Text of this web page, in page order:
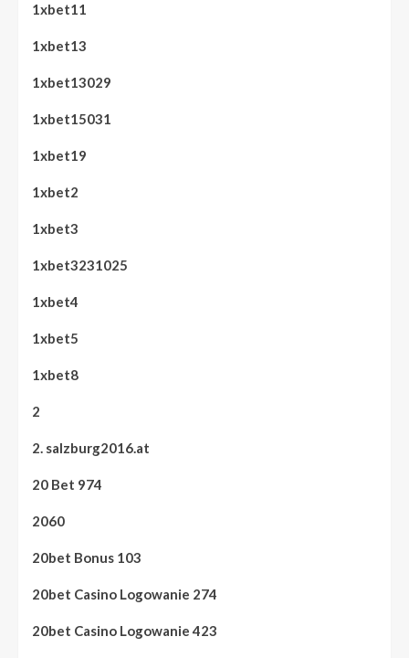
1xbet11
1xbet13
1xbet13029
1xbet15031
1xbet19
1xbet2
1xbet3
1xbet3231025
1xbet4
1xbet5
1xbet8
2
2. salzburg2016.at
20 Bet 974
2060
20bet Bonus 103
20bet Casino Logowanie 274
20bet Casino Logowanie 423